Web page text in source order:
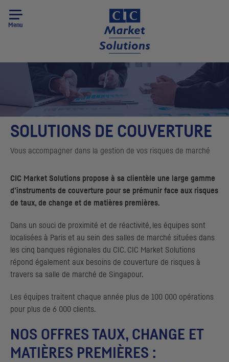
Menu
SOLUTIONS DE COUVERTURE
Vous accompagner dans la gestion de vos risques de marché
CIC Market Solutions propose à sa clientèle une large gamme
d’instruments de couverture pour se prémunir face aux risques
de taux, de change et de matières premières.
Dans un souci de proximité et de réactivité, les équipes sont
localisées à Paris et au sein des salles de marché situées dans
les cinq banques régionales du CIC. CIC Market Solutions
répond également aux besoins de couverture de risques à
travers sa salle de marché de Singapour.
Les équipes traitent chaque année plus de 100 000 opérations
pour plus de 6 000 clients.
NOS OFFRES TAUX, CHANGE ET
MATIÈRES PREMIÈRES :